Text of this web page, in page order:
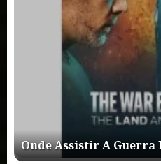
Onde Assistir A Guerra